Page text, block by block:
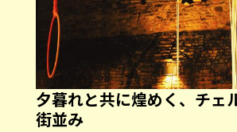
夕暮れと共に煌めく、チェ
街並み